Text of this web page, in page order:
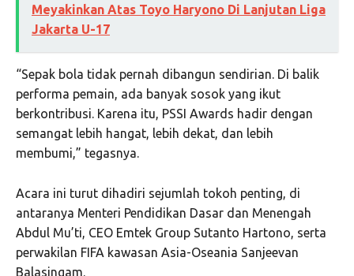
Meyakinkan Atas Toyo Haryono Di Lanjutan Liga
Jakarta U-17
“Sepak bola tidak pernah dibangun sendirian. Di balik
performa pemain, ada banyak sosok yang ikut
berkontribusi. Karena itu, PSSI Awards hadir dengan
semangat lebih hangat, lebih dekat, dan lebih
membumi,” tegasnya.
Acara ini turut dihadiri sejumlah tokoh penting, di
antaranya Menteri Pendidikan Dasar dan Menengah
Abdul Mu’ti, CEO Emtek Group Sutanto Hartono, serta
perwakilan FIFA kawasan Asia-Oseania Sanjeevan
Balasingam.